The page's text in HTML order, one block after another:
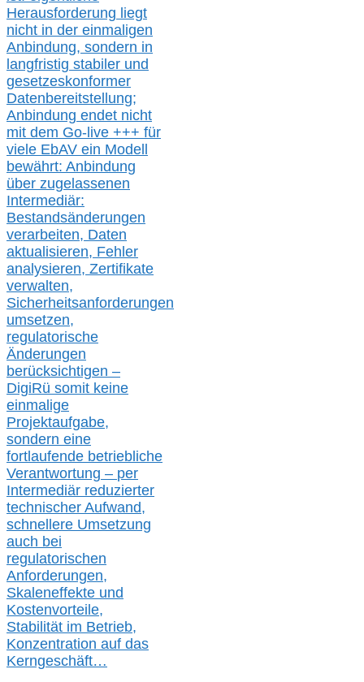
Herausforderung liegt
nicht in der einmaligen
Anbindung, sondern in
langfristig stabiler und
gesetzeskonformer
Datenbereitstellung;
Anbindung endet nicht
mit dem Go-live +++ für
viele EbAV ein Modell
bewährt: Anbindung
über zugelassenen
Intermediär:
Bestandsänderungen
verarbeiten, Daten
aktualisieren, Fehler
analysieren, Zertifikate
verwalten,
Sicherheitsanforderungen
umsetzen,
regulatorische
Änderungen
berücksichtigen –
DigiRü somit keine
einmalige
Projektaufgabe,
sondern eine
fortlaufende betriebliche
Verantwortung – per
Intermediär reduzierter
technischer Aufwand,
schnellere Umsetzung
auch bei
regulatorischen
Anforderungen,
Skaleneffekte und
Kostenvorteile,
Stabilität im Betrieb,
Konzentration auf das
Kerngeschäft…